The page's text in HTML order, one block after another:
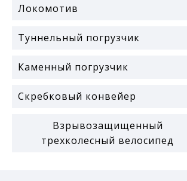
Локомотив
Туннельный погрузчик
Каменный погрузчик
Скребковый конвейер
Взрывозащищенный
трехколесный велосипед